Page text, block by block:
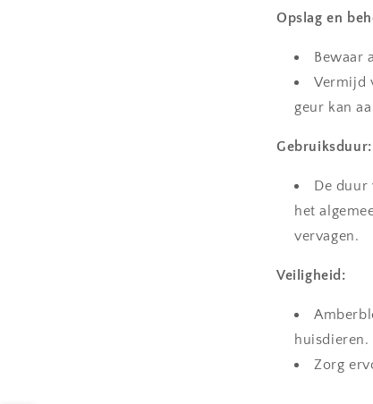
Opslag en
Bewaar
Vermijd
geur kan
Gebruiksduur:
De duur
het
vervagen.
Veiligheid:
huisdieren.
Zorg